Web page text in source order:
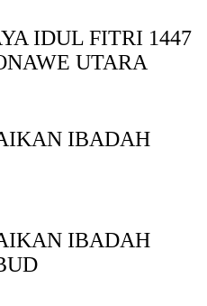
IDUL FITRI 1447
UTARA
IBADAH
IBADAH